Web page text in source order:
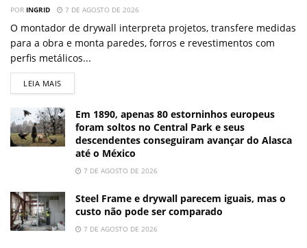
POR INGRID 7 DE AGOSTO DE 2026
O montador de drywall interpreta projetos, transfere medidas
para a obra e monta paredes, forros e revestimentos com
perfis metálicos...
LEIA MAIS
Em 1890, apenas 80 estorninhos europeus
foram soltos no Central Park e seus
descendentes conseguiram avançar do Alasca
até o México
7 DE AGOSTO DE 2026
Steel Frame e drywall parecem iguais, mas o
custo não pode ser comparado
7 DE AGOSTO DE 2026